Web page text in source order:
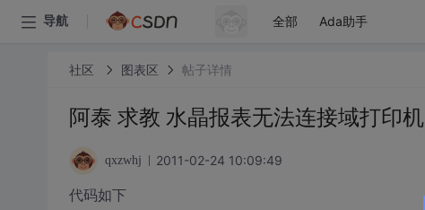
导航 全部 Ada助手
社区 图表区 帖子详情
阿泰 求教 水晶报表无法连接域打印机
qxzwhj 2011-02-24 10:09:49
代码如下